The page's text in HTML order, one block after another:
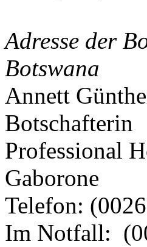
Adresse der
Botswana
Annett
Botschafterin
Professional
Gaborone
Telefon:
Im Notfall: